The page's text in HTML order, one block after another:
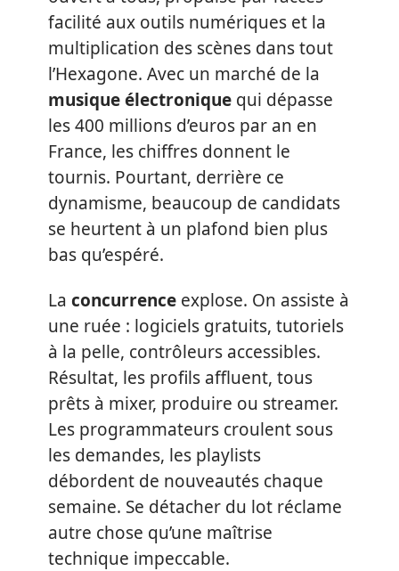
facilité aux outils numériques et la
multiplication des scènes dans tout
l’Hexagone. Avec un marché de la
musique électronique qui dépasse
les 400 millions d’euros par an en
France, les chiffres donnent le
tournis. Pourtant, derrière ce
dynamisme, beaucoup de candidats
se heurtent à un plafond bien plus
bas qu’espéré.
La concurrence explose. On assiste à
une ruée : logiciels gratuits, tutoriels
à la pelle, contrôleurs accessibles.
Résultat, les profils affluent, tous
prêts à mixer, produire ou streamer.
Les programmateurs croulent sous
les demandes, les playlists
débordent de nouveautés chaque
semaine. Se détacher du lot réclame
autre chose qu’une maîtrise
technique impeccable.